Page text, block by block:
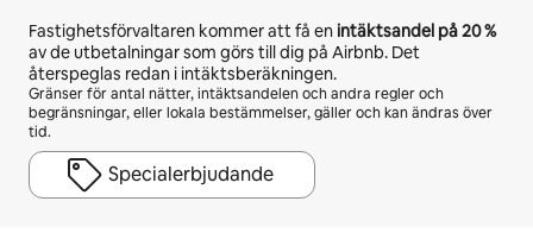
Fastighetsförvaltaren kommer att få enintäktsandel på20 %
av de utbetalningar som görs till dig på Airbnb. Det
återspeglas redan i intäktsberäkningen.
Gränser för antal nätter, intäktsandelen och andra regler och
begränsningar, eller lokala bestämmelser, gäller och kan ändras över
tid.
Specialerbjudande